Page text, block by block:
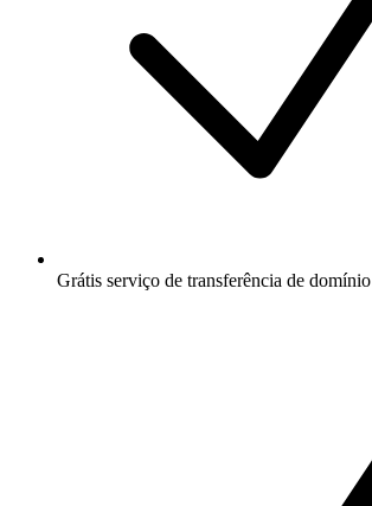
Grátis serviço de transferência de domínio